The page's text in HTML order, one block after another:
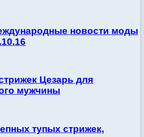
новости моды
Цезарь для
мужчины
тупых стрижек,